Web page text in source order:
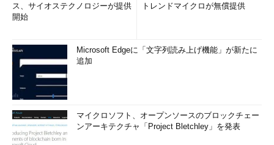
ス、サイオステクノロジーが提供
開始
トレンドマイクロが無償提供
Microsoft Edgeに「文字列読み上げ機能」が新たに
追加
マイクロソフト、オープンソースのブロックチェー
ンアーキテクチャ「Project Bletchley」を発表